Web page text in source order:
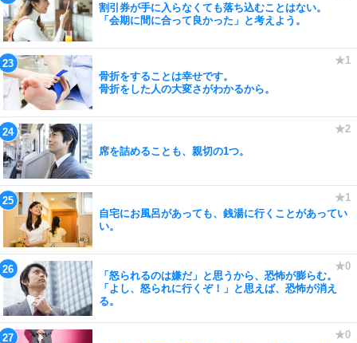
割引券が手に入らなくても落ち込むことはない。
「会期に間に合って良かった」と考えよう。
骨折をすることは幸せです。
骨折をした人の大変さがわかるから。
席を詰めることも、親切の1つ。
自宅にお風呂があっても、銭湯に行くことがあってい
い。
「怒られるのは嫌だ」と思うから、恐怖が膨らむ。
「よし、怒られに行くぞ！」と思えば、恐怖が消え
る。